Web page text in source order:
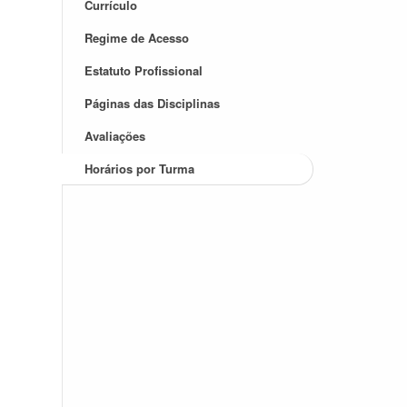
Currículo
Regime de Acesso
Estatuto Profissional
Páginas das Disciplinas
Avaliações
Horários por Turma